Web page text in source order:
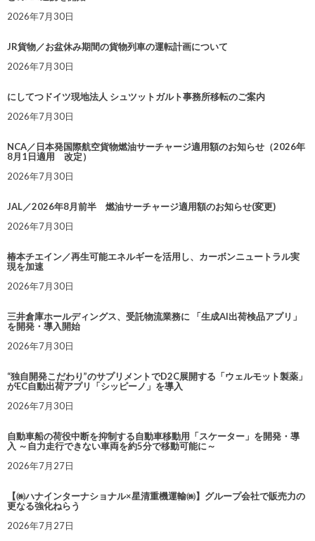
2026年7月30日
JR貨物／お盆休み期間の貨物列車の運転計画について
2026年7月30日
にしてつドイツ現地法人 シュツットガルト事務所移転のご案内
2026年7月30日
NCA／日本発国際航空貨物燃油サーチャージ適用額のお知らせ（2026年
8月1日適用 改定）
2026年7月30日
JAL／2026年8月前半 燃油サーチャージ適用額のお知らせ(変更)
2026年7月30日
椿本チエイン／再生可能エネルギーを活用し、カーボンニュートラル実
現を加速
2026年7月30日
三井倉庫ホールディングス、受託物流業務に 「生成AI出荷検品アプリ」
を開発・導入開始
2026年7月30日
“独自開発こだわり”のサプリメントでD2C展開する「ウェルモット製薬」
がEC自動出荷アプリ「シッピーノ」を導入
2026年7月30日
自動車船の荷役中断を抑制する自動車移動用「スケーター」を開発・導
入 ～自力走行できない車両を約5分で移動可能に～
2026年7月27日
【㈱ハナインターナショナル×星清重機運輸㈱】グループ会社で販売力の
更なる強化ねらう
2026年7月27日